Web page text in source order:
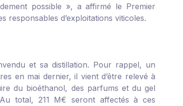
possible », a affirmé le Premier
responsables d’exploitations viticoles.
et sa distillation. Pour rappel, un
en mai dernier, il vient d’être relevé à
du bioéthanol, des parfums et du gel
total, 211 M€ seront affectés à ces